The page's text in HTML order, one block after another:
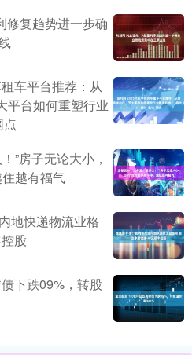
修复趋势进一步确
车平台推荐：从
平台如何重塑行业
点
”房子无论大小，
越有福气
地快递物流业格
股
下跌09%，转股